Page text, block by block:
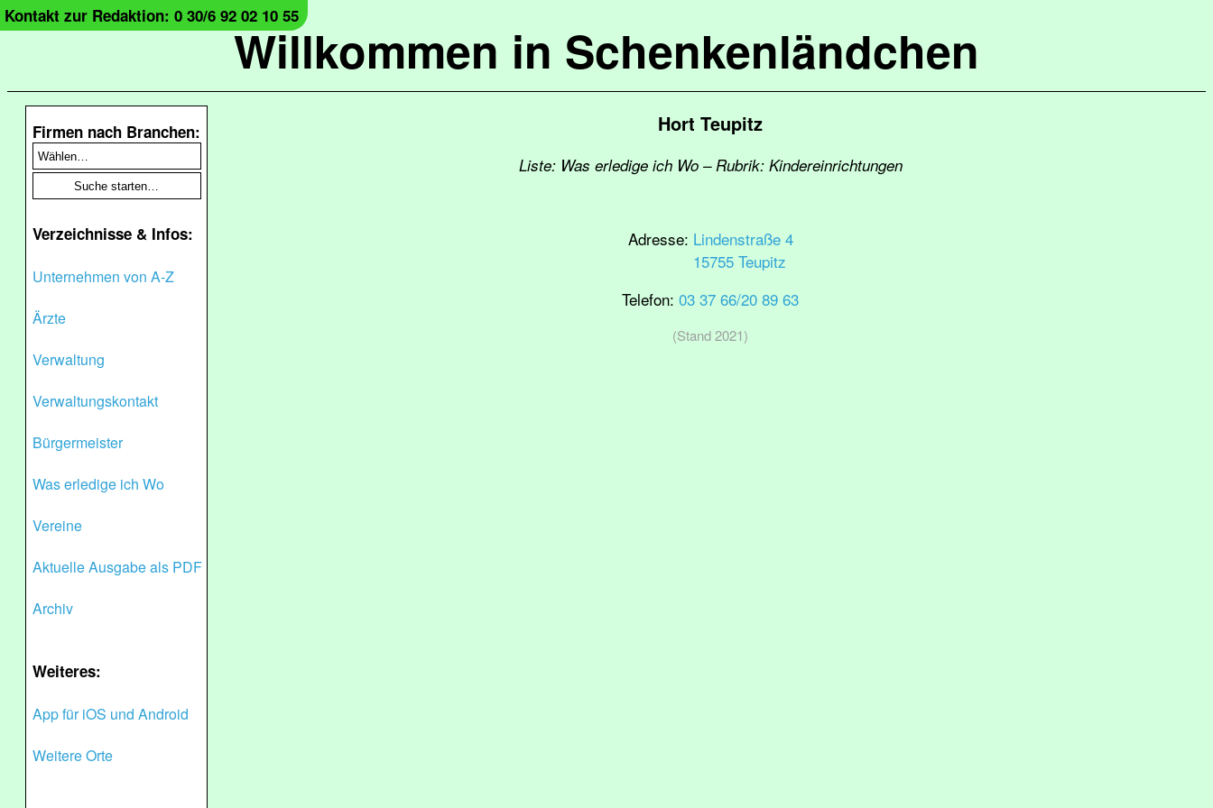
Willkommen in Schenkenländchen
Kontakt zur Redaktion: 0 30/6 92 02 10 55
Firmen nach Branchen:
Verzeichnisse & Infos:
Unternehmen von A-Z
Ärzte
Verwaltung
Verwaltungskontakt
Bürgermeister
Was erledige ich Wo
Vereine
Aktuelle Ausgabe als PDF
Archiv
Weiteres:
App für iOS und Android
Weitere Orte
Hort Teupitz
Liste: Was erledige ich Wo – Rubrik: Kindereinrichtungen
Adresse: Lindenstraße 4
15755 Teupitz
Telefon: 03 37 66/20 89 63
(Stand 2021)